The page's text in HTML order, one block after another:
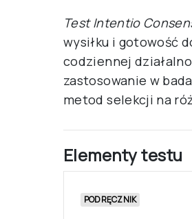
Test Intentio
wysiłku i gotowość
codziennej
zastosowanie w
metod selekcji na
Elementy testu
PODRĘCZNIK